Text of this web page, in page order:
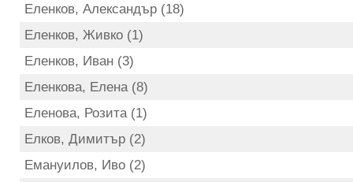
Еленков, Александър (18)
Еленков, Живко (1)
Еленков, Иван (3)
Еленкова, Елена (8)
Еленова, Розита (1)
Елков, Димитър (2)
Емануилов, Иво (2)